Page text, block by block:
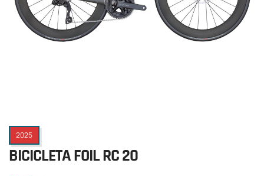
2025
BICICLETA FOIL RC 20